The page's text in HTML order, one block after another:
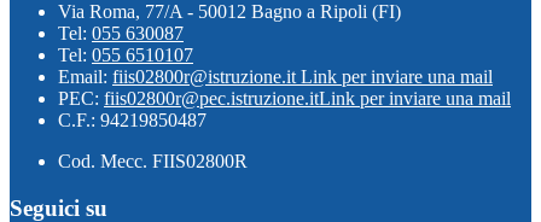
Via Roma, 77/A - 50012 Bagno a Ripoli (FI)
Tel: 055 630087
Tel: 055 6510107
Email: fiis02800r@istruzione.it Link per inviare una mail
PEC: fiis02800r@pec.istruzione.itLink per inviare una mail
C.F.: 94219850487
Cod. Mecc. FIIS02800R
Seguici su